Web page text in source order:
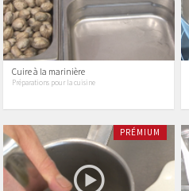
Cuire à la marinière
Préparations pour la cuisine
PRÉMIUM